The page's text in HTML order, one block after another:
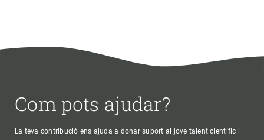
Com pots ajudar?
La teva contribució ens ajuda a donar suport al jove talent científic i